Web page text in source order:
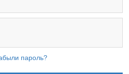
пароль?